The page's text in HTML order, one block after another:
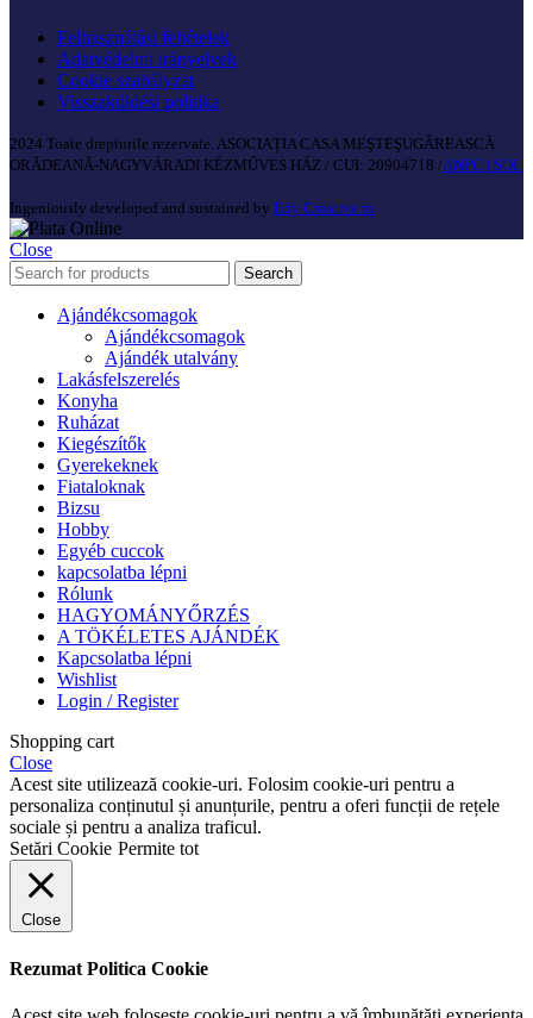
Felhasználási feltételek
Adatvédelmi irányelvek
Cookie szabályzat
Visszaküldési politika
2024 Toate drepturile rezervate. ASOCIAȚIA CASA MEŞTEŞUGĂREASCĂ
ORĂDEANĂ-NAGYVÁRADI KÉZMŰVES HÁZ / CUI: 20904718 /ANPC | SOL
Ingeniously developed and sustained by Edy Creative.ro
Close
Search
Ajándékcsomagok
Ajándékcsomagok
Ajándék utalvány
Lakásfelszerelés
Konyha
Ruházat
Kiegészítők
Gyerekeknek
Fiataloknak
Bizsu
Hobby
Egyéb cuccok
kapcsolatba lépni
Rólunk
HAGYOMÁNYŐRZÉS
A TÖKÉLETES AJÁNDÉK
Kapcsolatba lépni
Wishlist
Login / Register
Shopping cart
Close
Acest site utilizează cookie-uri. Folosim cookie-uri pentru a
personaliza conținutul și anunțurile, pentru a oferi funcții de rețele
sociale și pentru a analiza traficul.
Setări Cookie Permite tot
Close
Rezumat Politica Cookie